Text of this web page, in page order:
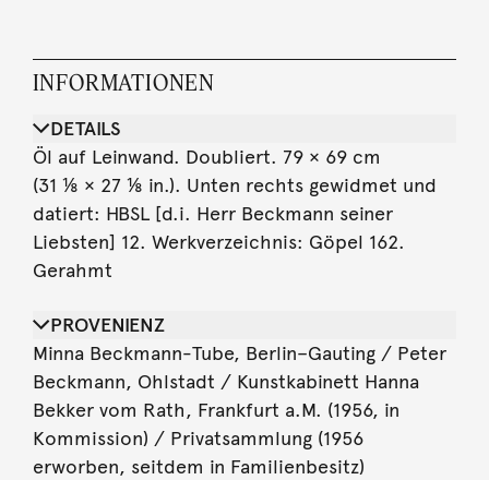
INFORMATIONEN
DETAILS
Öl auf Leinwand. Doubliert. 79 × 69 cm
(31 ⅛ × 27 ⅛ in.). Unten rechts gewidmet und
datiert: HBSL [d.i. Herr Beckmann seiner
Liebsten] 12. Werkverzeichnis: Göpel 162.
Gerahmt
PROVENIENZ
Minna Beckmann-Tube, Berlin–Gauting / Peter
Beckmann, Ohlstadt / Kunstkabinett Hanna
Bekker vom Rath, Frankfurt a.M. (1956, in
Kommission) / Privatsammlung (1956
erworben, seitdem in Familienbesitz)